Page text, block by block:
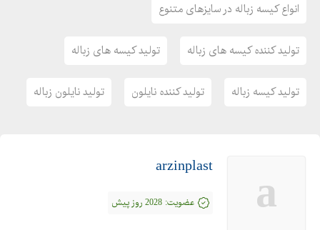
انواع کیسه زباله در سایزهای متنوع
تولید کننده کیسه های زباله تولید کیسه های زباله
تولید کیسه زباله تولید کننده نایلون تولید نایلون زباله
a
arzinplast
عضویت: 2028 روز پیش